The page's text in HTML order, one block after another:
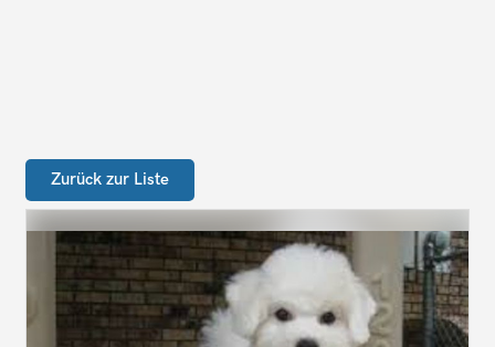
Zurück zur Liste